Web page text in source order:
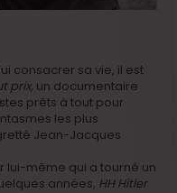
consacrer sa vie, il est
prix, un documentaire
prêts à tout pour
les plus
Jean-Jacques
lui-même qui a tourné un
années, HH Hitler